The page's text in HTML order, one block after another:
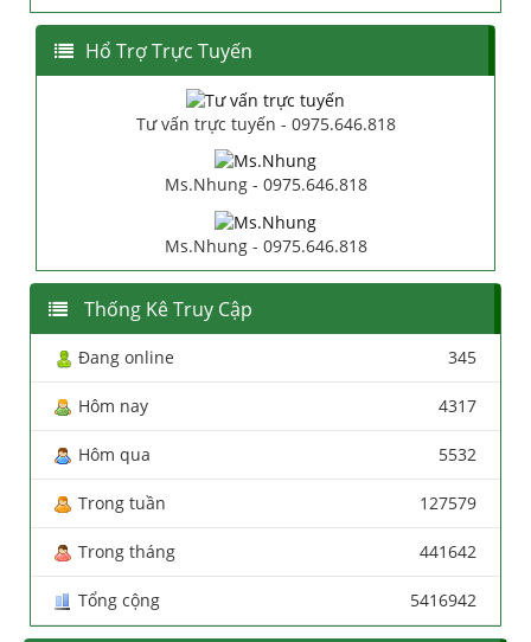
Hổ Trợ Trực Tuyến
Tư vấn trực tuyến - 0975.646.818
Ms.Nhung - 0975.646.818
Ms.Nhung - 0975.646.818
Thống Kê Truy Cập
Đang online 345
Hôm nay 4317
Hôm qua 5532
Trong tuần 127579
Trong tháng 441642
Tổng cộng 5416942